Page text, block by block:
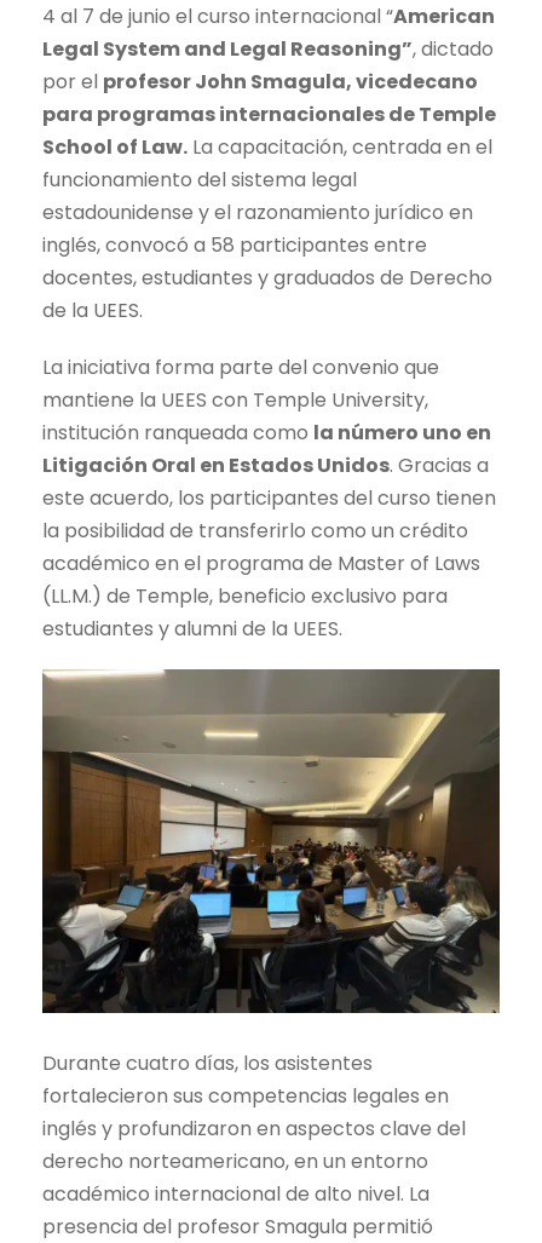
4 al 7 de junio el curso internacional “American
Legal System and Legal Reasoning”, dictado
por el profesor John Smagula, vicedecano
para programas internacionales de Temple
School of Law. La capacitación, centrada en el
funcionamiento del sistema legal
estadounidense y el razonamiento jurídico en
inglés, convocó a 58 participantes entre
docentes, estudiantes y graduados de Derecho
de la UEES.
La iniciativa forma parte del convenio que
mantiene la UEES con Temple University,
institución ranqueada como la número uno en
Litigación Oral en Estados Unidos. Gracias a
este acuerdo, los participantes del curso tienen
la posibilidad de transferirlo como un crédito
académico en el programa de Master of Laws
(LL.M.) de Temple, beneficio exclusivo para
estudiantes y alumni de la UEES.
Durante cuatro días, los asistentes
fortalecieron sus competencias legales en
inglés y profundizaron en aspectos clave del
derecho norteamericano, en un entorno
académico internacional de alto nivel. La
presencia del profesor Smagula permitió